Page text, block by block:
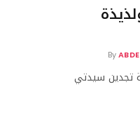
By
تجدين سيدتي